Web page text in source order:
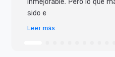
inmejorable. Pero lo que
sido e
Leer más